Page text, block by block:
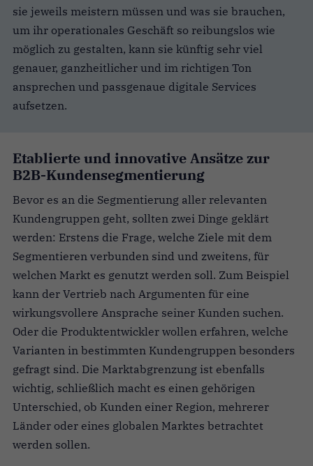
sie jeweils meistern müssen und was sie brauchen,
um ihr operationales Geschäft so reibungslos wie
möglich zu gestalten, kann sie künftig sehr viel
genauer, ganzheitlicher und im richtigen Ton
ansprechen und passgenaue digitale Services
aufsetzen.
Etablierte und innovative Ansätze zur
B2B-Kundensegmentierung
Bevor es an die Segmentierung aller relevanten
Kundengruppen geht, sollten zwei Dinge geklärt
werden: Erstens die Frage, welche Ziele mit dem
Segmentieren verbunden sind und zweitens, für
welchen Markt es genutzt werden soll. Zum Beispiel
kann der Vertrieb nach Argumenten für eine
wirkungsvollere Ansprache seiner Kunden suchen.
Oder die Produktentwickler wollen erfahren, welche
Varianten in bestimmten Kundengruppen besonders
gefragt sind. Die Marktabgrenzung ist ebenfalls
wichtig, schließlich macht es einen gehörigen
Unterschied, ob Kunden einer Region, mehrerer
Länder oder eines globalen Marktes betrachtet
werden sollen.